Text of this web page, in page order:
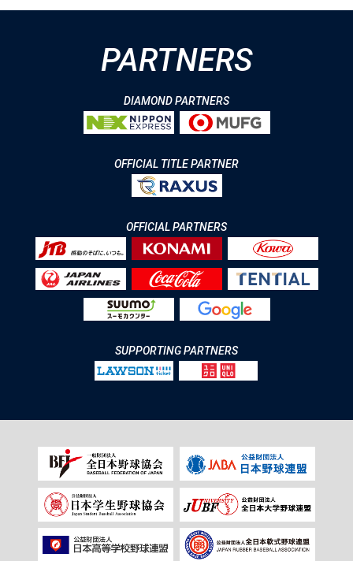
PARTNERS
DIAMOND PARTNERS
OFFICIAL TITLE PARTNER
OFFICIAL PARTNERS
SUPPORTING PARTNERS